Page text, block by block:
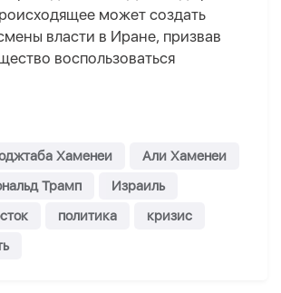
может создать
власти в Иране, призвав
воспользоваться
Хаменеи
Али Хаменеи
Трамп
Израиль
политика
кризис